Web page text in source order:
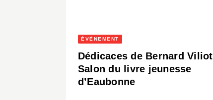
ÉVÈNEMENT
Dédicaces de Bernard Viliot
Salon du livre jeunesse
d’Eaubonne